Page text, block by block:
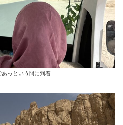
あっという間に到着